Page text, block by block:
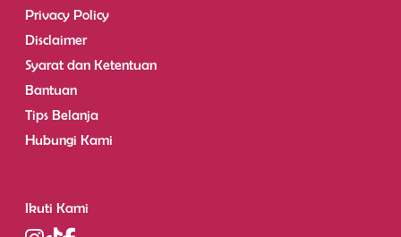
Privacy Policy
Disclaimer
Syarat dan Ketentuan
Bantuan
Tips Belanja
Hubungi Kami
Ikuti Kami